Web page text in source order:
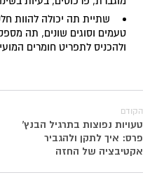
שתיית תה יכולה להוות
טעמים וסוגים שונים, תה
ולהכניס לתפריט חומרים
הקודם
טעויות נפוצות בתרגיל הבנץ'
פרס: איך לתקן ולהגביר
אקטיבציה של החזה